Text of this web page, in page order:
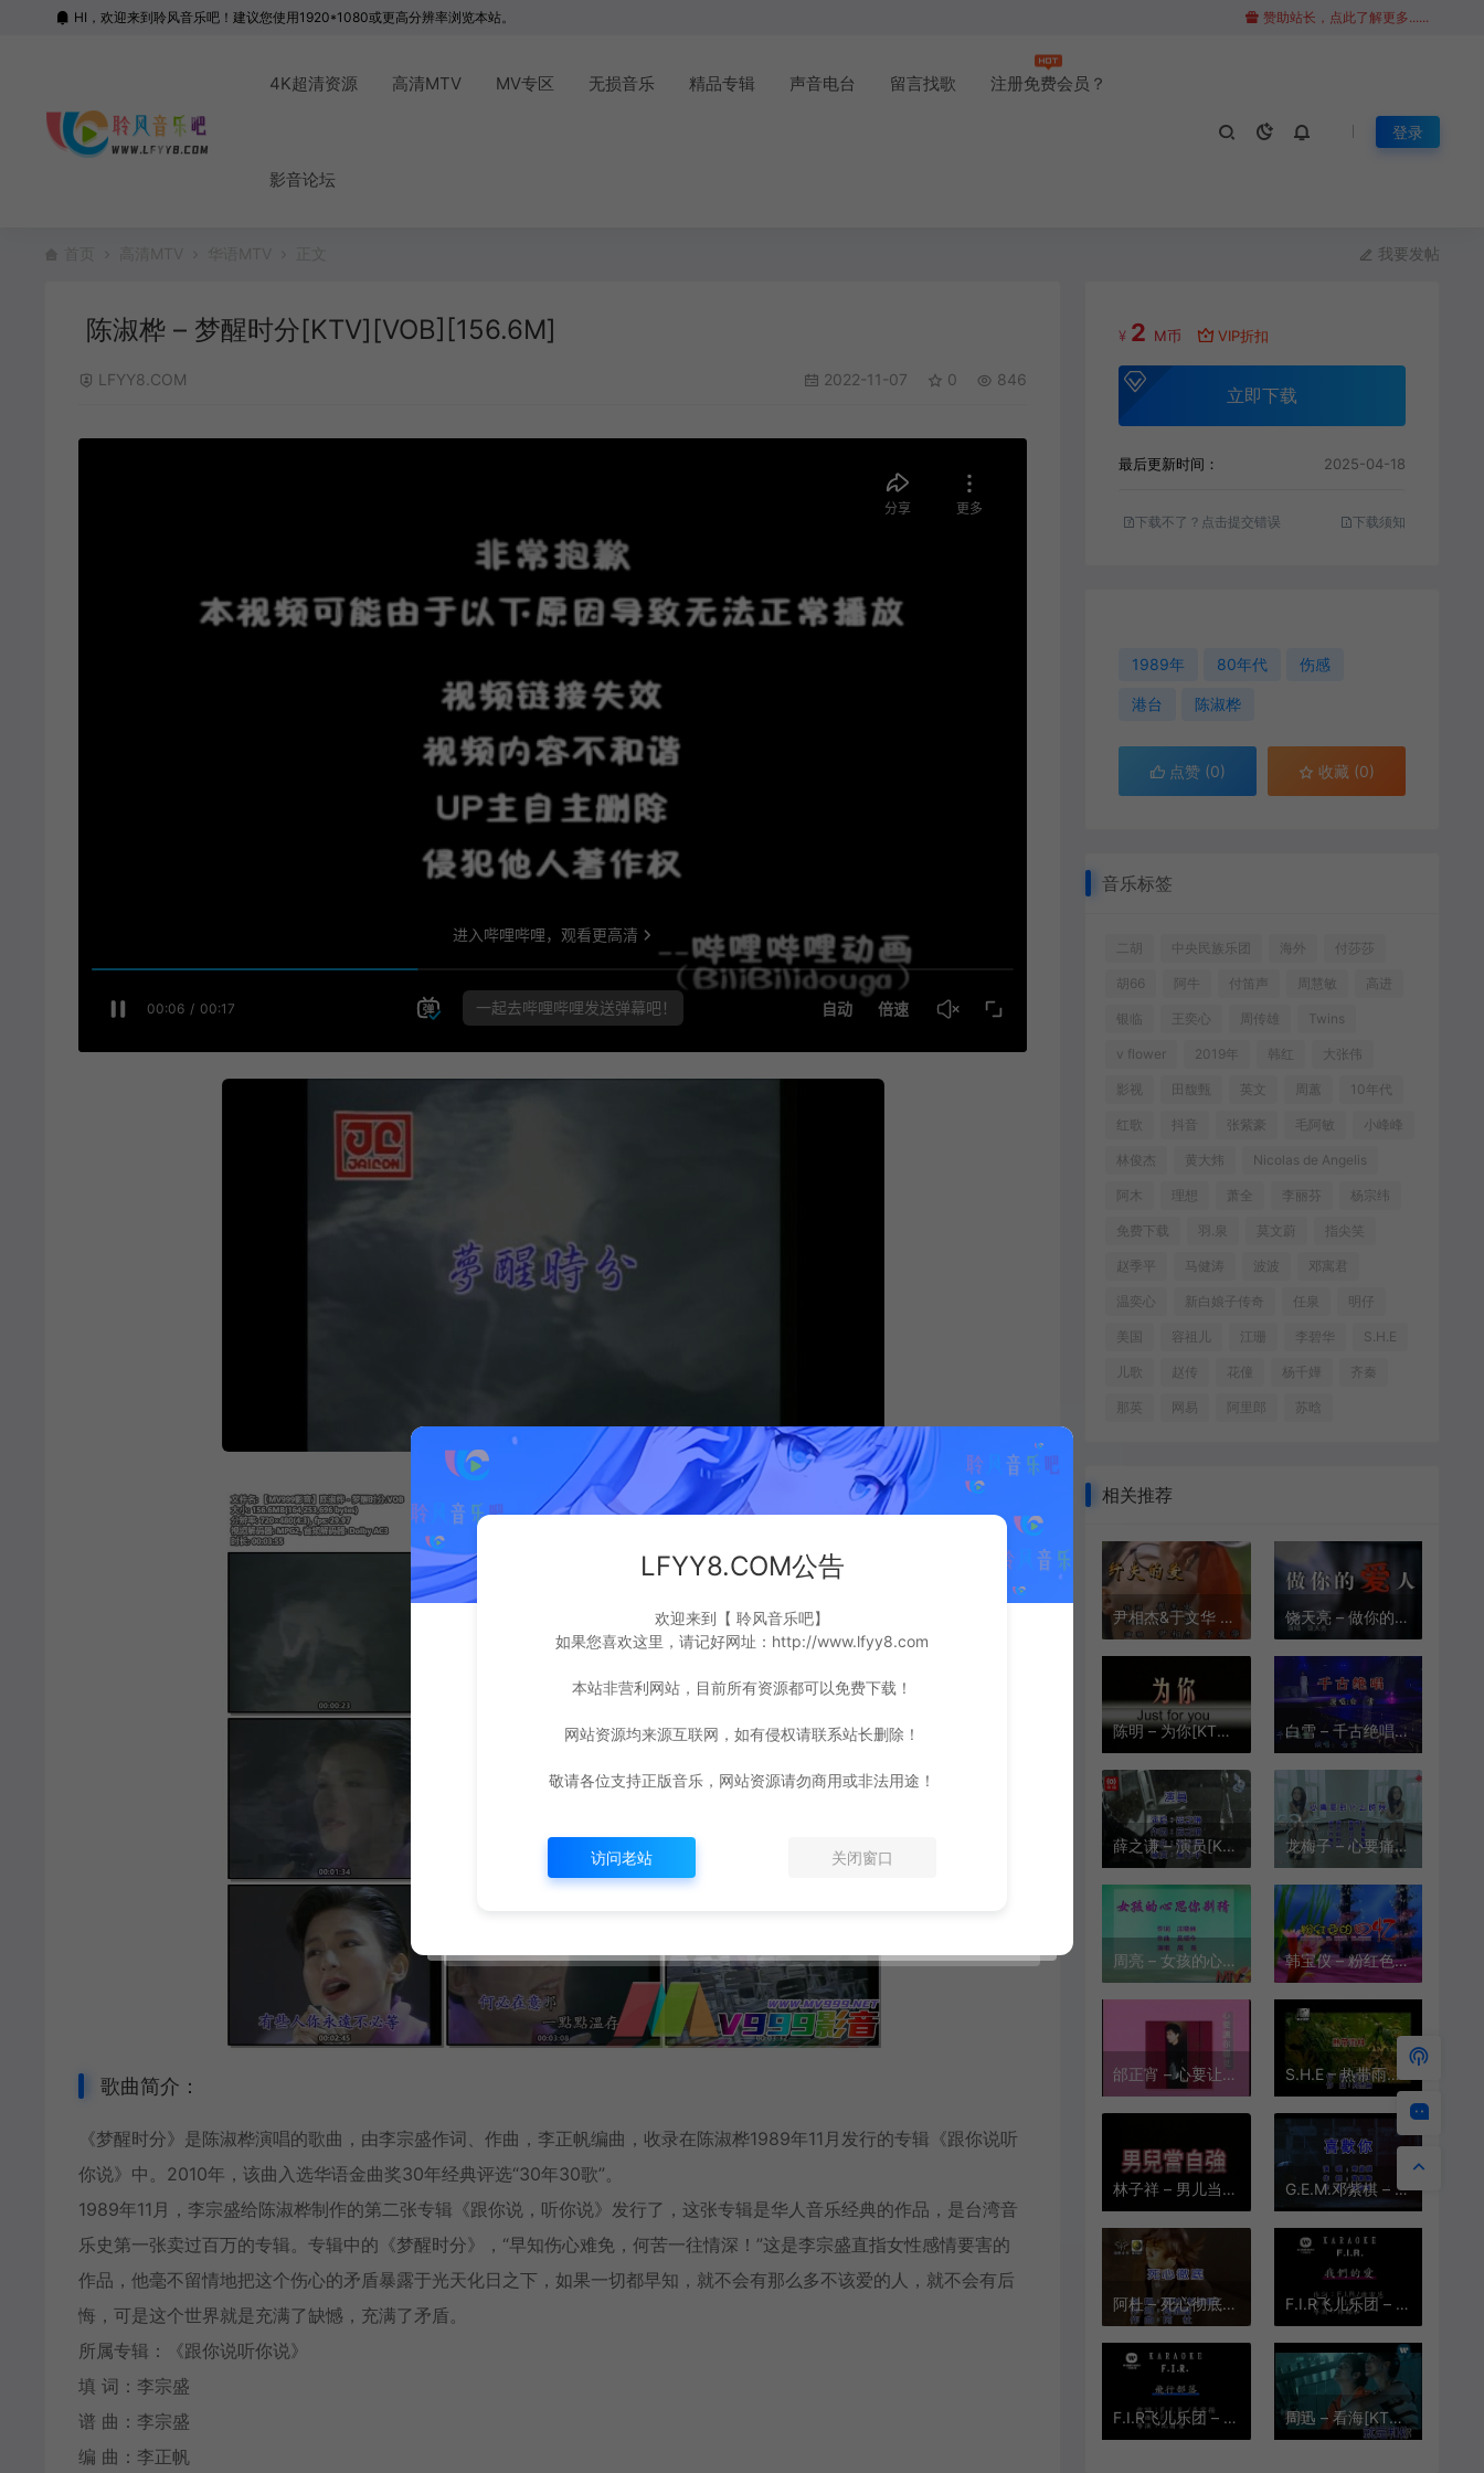
HI，欢迎来到聆风音乐吧！建议您使用1920*1080或更高分辨率浏览本站。 赞助站长，点此了解更多......
4K超清资源 高清MTV MV专区 无损音乐 精品专辑 声音电台 留言找歌 注册免费会员？
影音论坛
登录
我要发帖
陈淑桦 – 梦醒时分[KTV][VOB][156.6M]
LFYY8.COM 2022-11-07 0 846
歌曲简介：
《梦醒时分》是陈淑桦演唱的歌曲，由李宗盛作词、作曲，李正帆编曲，收录在陈淑桦1989年11月发行的专辑《跟你说听
你说》中。2010年，该曲入选华语金曲奖30年经典评选“30年30歌”。
1989年11月，李宗盛给陈淑桦制作的第二张专辑《跟你说，听你说》发行了，这张专辑是华人音乐经典的作品，是台湾音
乐史第一张卖过百万的专辑。专辑中的《梦醒时分》，“早知伤心难免，何苦一往情深！”这是李宗盛直指女性感情要害的
作品，他毫不留情地把这个伤心的矛盾暴露于光天化日之下，如果一切都早知，就不会有那么多不该爱的人，就不会有后
悔，可是这个世界就是充满了缺憾，充满了矛盾。
所属专辑：《跟你说听你说》
填 词：李宗盛
谱 曲：李宗盛
编 曲：李正帆
¥ 2 M币 VIP折扣
立即下载
最后更新时间： 2025-04-18
下载不了？点击提交错误 下载须知
1989年 80年代 伤感
港台 陈淑桦
点赞 (0) 收藏 (0)
音乐标签
二胡 中央民族乐团 海外 付莎莎
胡66 阿牛 付笛声 周慧敏 高进
银临 王奕心 周传雄 Twins
v flower 2019年 韩红 大张伟
影视 田馥甄 英文 周蕙 10年代
红歌 抖音 张紫豪 毛阿敏 小峰峰
林俊杰 黄大炜 Nicolas de Angelis
阿木 理想 萧全 李丽芬 杨宗纬
免费下载 羽.泉 莫文蔚 指尖笑
赵季平 马健涛 波波 邓寓君
温奕心 新白娘子传奇 任泉 明仔
美国 容祖儿 江珊 李碧华 S.H.E
儿歌 赵传 花僮 杨千嬅 齐秦
那英 网易 阿里郎 苏晗
相关推荐
尹相杰&于文华 – 纤夫的爱[KTV][MPG][115M] 饶天亮 – 做你的爱人[KTV][VOB][265.8M]
陈明 – 为你[KTV][VOB][219M] 白雪 – 千古绝唱(演)[KTV][MPG][130M]
薛之谦 – 演员[KTV][VOB][239.4M] 龙梅子 – 心要痛到什么时候[1080P][KTV][MPG][391.6M]
周亮 – 女孩的心思你别猜[KTV][VOB][123.8M] 韩宝仪 – 粉红色的回忆[KTV][MPG][118M]
邰正宵 – 心要让你听见[KTV][MPG][145.2M] S.H.E – 热带雨林[KTV][MPG][155M]
林子祥 – 男儿当自强[KTV][VOB][172M] G.E.M.邓紫棋 – 喜欢你[1080P][KTV][MPG][429M]
阿杜 – 死心彻底[KTV][MPG][210M] F.I.R飞儿乐团 – 我们的爱[KTV][MPG][197M]
F.I.R飞儿乐团 – 飞行部落[KTV][MPG][160M] 周迅 – 看海[KTV][MPG][185.4M]
LFYY8.COM公告
欢迎来到【 聆风音乐吧】
如果您喜欢这里，请记好网址：http://www.lfyy8.com
本站非营利网站，目前所有资源都可以免费下载！
网站资源均来源互联网，如有侵权请联系站长删除！
敬请各位支持正版音乐，网站资源请勿商用或非法用途！
访问老站 关闭窗口